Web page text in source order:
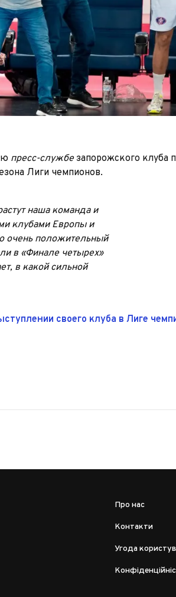
пресс-службезапорожского клуба
Лиги чемпионов.
наша команда и
клубами Европы и
очень положительный
в «Финале четырех»
в какой сильной
своего клуба в Лиге
Про нас
Контакти
Угода